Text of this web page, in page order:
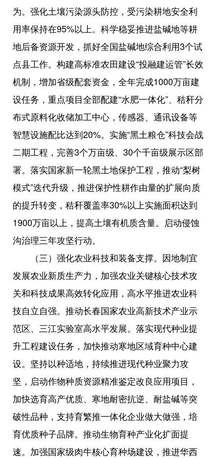
为。强化土壤污染源头防控，受污染耕地安全利
用率保持在95%以上。科学稳妥推进盐碱地等耕
地后备资源开发，抓好全国盐碱地综合利用3个试
点县工作。构建高标准农田建设“投融建运管”长效
机制，增加省级配套资金，全年完成1000万亩建
设任务，重点项目全部配建“水肥一体化”、秸秆分
布式原料化收储加工中心，传感器、通讯设备等
智慧设施配比达到20%。实施“黑土粮仓”科技会战
二期工程，完善3个万亩级、30个千亩级展示区部
署。落实国家新一轮黑土地保护工程，推动“梨树
模式”迭代升级，推进保护性耕作由量的扩展向质
的提升转变，秸秆覆盖率30%以上实施面积达到
1900万亩以上，提高土壤有机质含量。启动侵蚀
沟治理三年攻坚行动。
（三）强化农业科技和装备支撑。因地制宜
发展农业新质生产力，加强农业关键核心技术攻
关和科技成果高效转化应用，高水平推进农业科
技自立自强。推动长春国家农业高新技术产业示
范区、三江实验室高水平发展。落实现代种业提
升工程建设任务，加快推动寒地区域育种中心建
设。坚持以种适地，持续推进现代种业聚力攻
坚，启动作物种质资源精准鉴定改良应用项目，
加快选育高产优质、寒地耐密抗逆、耐盐碱等突
破性品种，支持育繁推一体化企业做大做强，培
育优质种子品牌。推动生物育种产业化扩面提
速。加强国家级肉牛核心育种场建设，推进华西